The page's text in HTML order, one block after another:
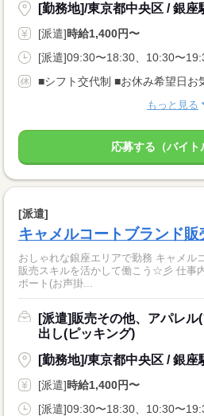
[勤務地]/東京都中央区 / 銀座
[派遣]時給1,400円〜
[派遣]09:30〜18:30、10:30〜
■シフト交代制 ■お休み希望日お
もっと見る
応募する（バイト
[派遣]
キャメルコートブランド
おしゃれな銀座エリアで勤務 キャメル
販売スキルを活かして働こう☆彡 仕事
ポート(お声掛...
[派遣]販売その他、アパレ
出し(ピッキング)
[勤務地]/東京都中央区 / 銀座
[派遣]時給1,400円〜
[派遣]09:30〜18:30、10:30〜